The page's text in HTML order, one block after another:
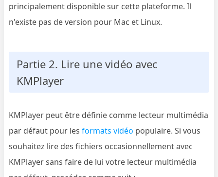
principalement disponible sur cette plateforme. Il
n'existe pas de version pour Mac et Linux.
Partie 2. Lire une vidéo avec
KMPlayer
KMPlayer peut être définie comme lecteur multimédia
par défaut pour lesformats vidéo populaire. Si vous
souhaitez lire des fichiers occasionnellement avec
KMPlayer sans faire de lui votre lecteur multimédia